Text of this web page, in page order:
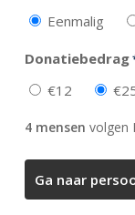
Eenmalig
Donatiebedrag
€12
4 mensen volgen